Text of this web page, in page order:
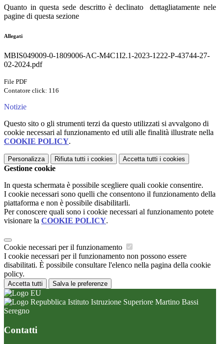
Quanto in questa sede descritto è declinato dettagliatamente nele
pagine di questa sezione
Allegati
MBIS049009-0-1809006-AC-M4C1I2.1-2023-1222-P-43744-27-
02-2024.pdf
File PDF
Contatore click: 116
Notizie
Questo sito o gli strumenti terzi da questo utilizzati si avvalgono di
cookie necessari al funzionamento ed utili alle finalità illustrate nella
COOKIE POLICY.
Personalizza Rifiuta tutti i cookies Accetta tutti i cookies
Gestione cookie
In questa schermata è possibile scegliere quali cookie consentire.
I cookie necessari sono quelli che consentono il funzionamento della
piattaforma e non è possibile disabilitarli.
Per conoscere quali sono i cookie necessari al funzionamento potete
visionare la COOKIE POLICY.
Cookie necessari per il funzionamento
I cookie necessari per il funzionamento non possono essere
disabilitati. È possibile consultare l'elenco nella pagina della cookie
policy.
Accetta tutti Salva le preferenze
Istituto Istruzione Superiore Martino Bassi
Seregno
Contatti